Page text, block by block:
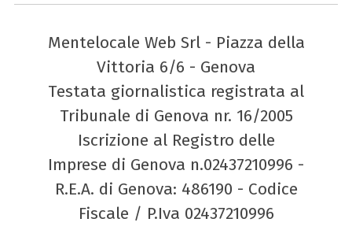
Mentelocale Web Srl - Piazza della
Vittoria 6/6 - Genova
Testata giornalistica registrata al
Tribunale di Genova nr. 16/2005
Iscrizione al Registro delle
Imprese di Genova n.02437210996 -
R.E.A. di Genova: 486190 - Codice
Fiscale / P.Iva 02437210996